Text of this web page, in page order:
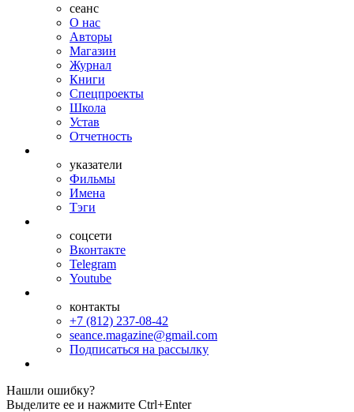
сеанс
О нас
Авторы
Магазин
Журнал
Книги
Спецпроекты
Школа
Устав
Отчетность
указатели
Фильмы
Имена
Тэги
соцсети
Вконтакте
Telegram
Youtube
контакты
+7 (812) 237-08-42
seance.magazine@gmail.com
Подписаться на рассылку
Нашли ошибку?
Выделите ее и нажмите Ctrl+Enter